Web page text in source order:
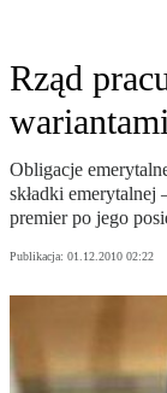
Rząd
Obligacje
składki emerytalnej
premier po jego
Publikacja: 01.12.2010 02:22